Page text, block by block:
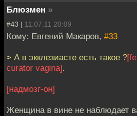
Блюзмен »
#43 | 11.07.11 20:09
Кому: Евгений Макаров, #33
> А в экклезиасте есть такое ?
curator vagina].
[надмозг-он]
Женщина в вине не наблюдает